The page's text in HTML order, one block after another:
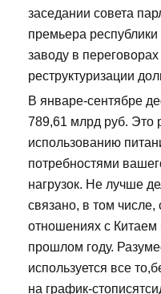
заседании совета
премьера
заводу в
реструктуризации
В январе-сентябре
789,61 млрд руб. Это
использованию
потребностями
нагрузок. Не лучше
связано, в том
отношениях с Китаем
прошлом году.
используется все
на график-